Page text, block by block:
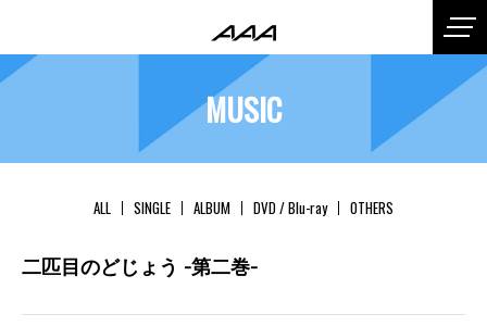
MUSIC
ALL SINGLE ALBUM DVD / Blu-ray OTHERS
二匹目のどじょう -第二巻-